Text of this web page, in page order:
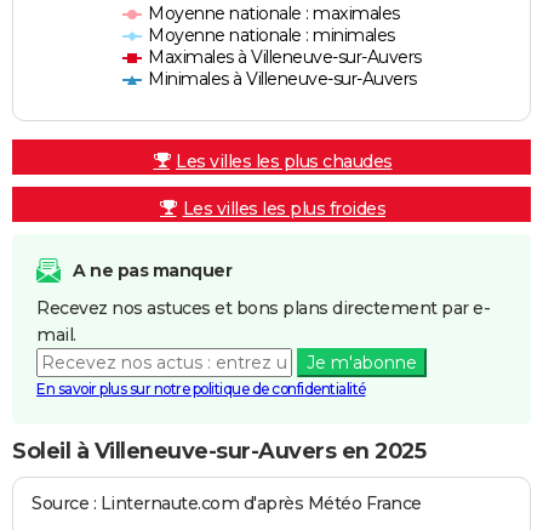
Moyenne nationale : maximales
Moyenne nationale : minimales
Maximales à Villeneuve-sur-Auvers
Minimales à Villeneuve-sur-Auvers
Les villes les plus chaudes
Les villes les plus froides
A ne pas manquer
Recevez nos astuces et bons plans directement par e-
mail.
Je m'abonne
En savoir plus sur notre politique de confidentialité
Soleil à Villeneuve-sur-Auvers en 2025
Source : Linternaute.com d'après Météo France